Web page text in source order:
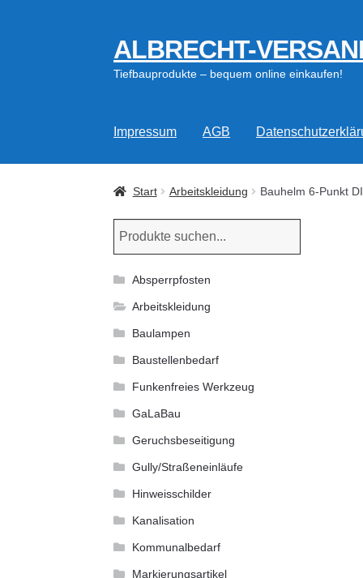
Zur
Navigation
springen
Zum
Inhalt
springen
ALBRECHT-
Tiefbauprodukte – bequem online einkaufen!
Impressum AGB
Start Arbeitskleidung Bauhelm 6-Punkt
Absperrpfosten
Arbeitskleidung
Baulampen
Baustellenbedarf
Funkenfreies Werkzeug
GaLaBau
Geruchsbeseitigung
Gully/Straßeneinläufe
Hinweisschilder
Kanalisation
Kommunalbedarf
Markierungsartikel